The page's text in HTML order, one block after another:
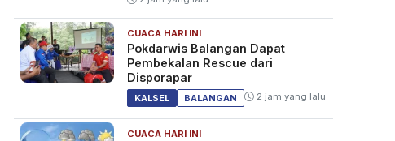
CUACA HARI INI
Pokdarwis Balangan Dapat
Pembekalan Rescue dari
Disporapar
KALSEL BALANGAN 2 jam yang lalu
CUACA HARI INI